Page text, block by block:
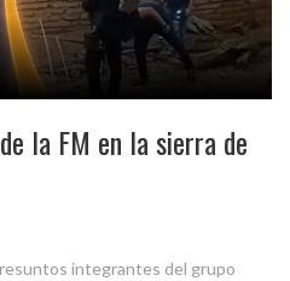
la FM en la sierra de
integrantes del grupo